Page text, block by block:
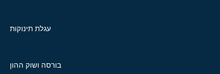
עגלת תינוקות
בורסה ושוק ההון